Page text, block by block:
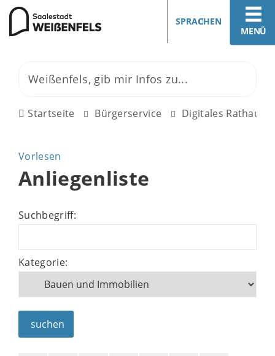
MENÜ
SPRACHEN
Startseite Bürgerservice Digitales Rathaus
Vorlesen
Anliegenliste
Suchbegriff:
Kategorie:
suchen